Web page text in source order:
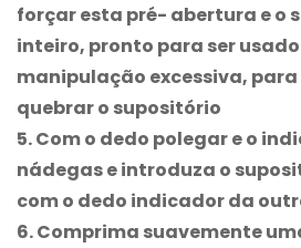
forçar esta pré- abertura e o
inteiro, pronto para ser
manipulação excessiva,
quebrar o supositório
5. Com o dedo polegar e o
nádegas e introduza o
com o dedo indicador da
6. Comprima suavemente